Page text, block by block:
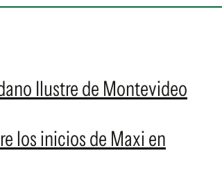
Ilustre de Montevideo
los inicios de Maxi en